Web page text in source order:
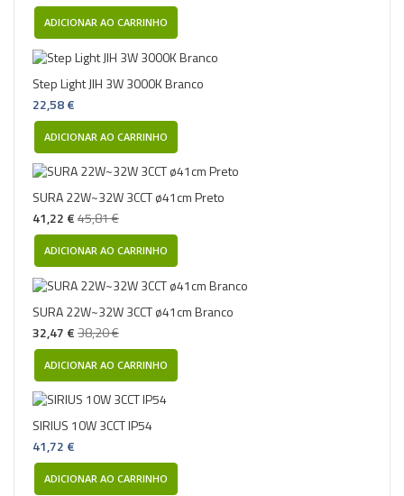
ADICIONAR AO CARRINHO
Step Light JIH 3W 3000K Branco
22,58 €
ADICIONAR AO CARRINHO
SURA 22W~32W 3CCT ø41cm Preto
41,22 €45,81 €
ADICIONAR AO CARRINHO
SURA 22W~32W 3CCT ø41cm Branco
32,47 €38,20 €
ADICIONAR AO CARRINHO
SIRIUS 10W 3CCT IP54
41,72 €
ADICIONAR AO CARRINHO